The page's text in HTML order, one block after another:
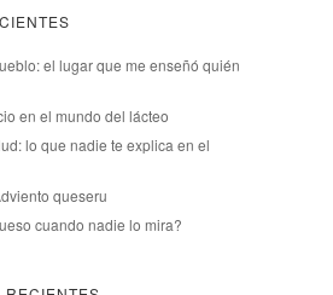
el lugar que me enseñó quién
en el mundo del lácteo
lo que nadie te explica en el
queseru
cuando nadie lo mira?